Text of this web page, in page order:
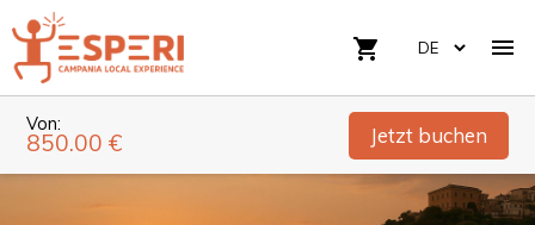

shopping_cart
Von:
850.00 € Jetzt buchen